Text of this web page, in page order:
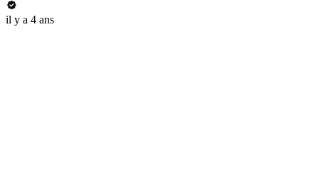
il y a 4 ans